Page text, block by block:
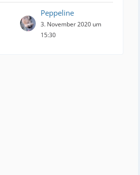
Peppeline
3. November 2020 um
15:30